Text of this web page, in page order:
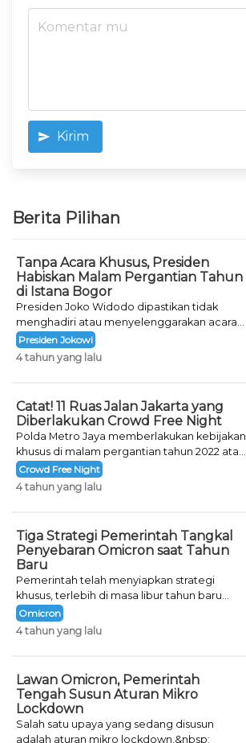
Kirim
Berita Pilihan
Tanpa Acara Khusus, Presiden
Habiskan Malam Pergantian Tahun
di Istana Bogor
Presiden Joko Widodo dipastikan tidak
menghadiri atau menyelenggarakan acara
khusus untuk mengisi malam pergantian
tahun.
Presiden Jokowi
4 tahun yang lalu
Catat! 11 Ruas Jalan Jakarta yang
Diberlakukan Crowd Free Night
Polda Metro Jaya memberlakukan kebijakan
khusus di malam pergantian tahun 2022 atau
Crowd Free Night selama dua hari.
Crowd Free Night
4 tahun yang lalu
Tiga Strategi Pemerintah Tangkal
Penyebaran Omicron saat Tahun
Baru
Pemerintah telah menyiapkan strategi
khusus, terlebih di masa libur tahun baru
seperti saat ini.
Omicron
4 tahun yang lalu
Lawan Omicron, Pemerintah
Tengah Susun Aturan Mikro
Lockdown
Salah satu upaya yang sedang disusun
adalah aturan mikro lockdown.&nbsp;